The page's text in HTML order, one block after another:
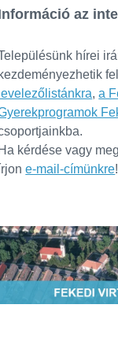
az
hírei
kezdeményezhetik
levelezőlistánkra,a
Ha kérdése vagy
e-mail-címünkre!